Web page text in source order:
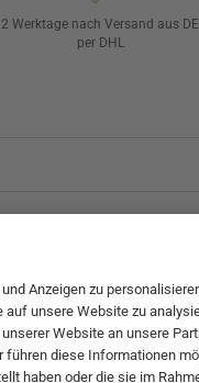
2 Werktage nach Versand aus DE
per DHL